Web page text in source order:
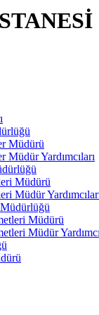
Müdürü
Yardımcıları
Müdürü
Müdür
Müdürü
Müdür